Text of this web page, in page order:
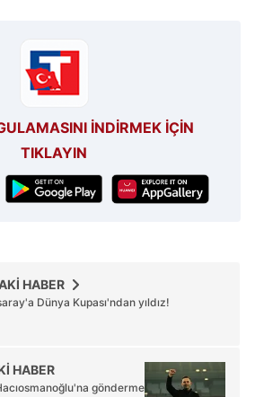
İNDİRMEK İÇİN
TIKLAYIN
HABER
Dünya Kupası'ndan yıldız!
HABER
gönderme